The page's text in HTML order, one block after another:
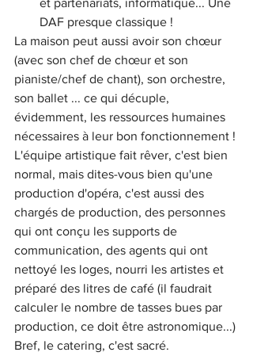
et partenariats, informatique... Une
DAF presque classique !
La maison peut aussi avoir son chœur
(avec son chef de chœur et son
pianiste/chef de chant), son orchestre,
son ballet ... ce qui décuple,
évidemment, les ressources humaines
nécessaires à leur bon fonctionnement !
L'équipe artistique fait rêver, c'est bien
normal, mais dites-vous bien qu'une
production d'opéra, c'est aussi des
chargés de production, des personnes
qui ont conçu les supports de
communication, des agents qui ont
nettoyé les loges, nourri les artistes et
préparé des litres de café (il faudrait
calculer le nombre de tasses bues par
production, ce doit être astronomique...)
Bref, le catering, c'est sacré.